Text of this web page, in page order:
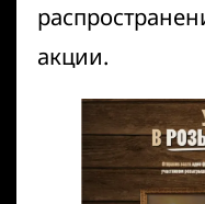
акции.